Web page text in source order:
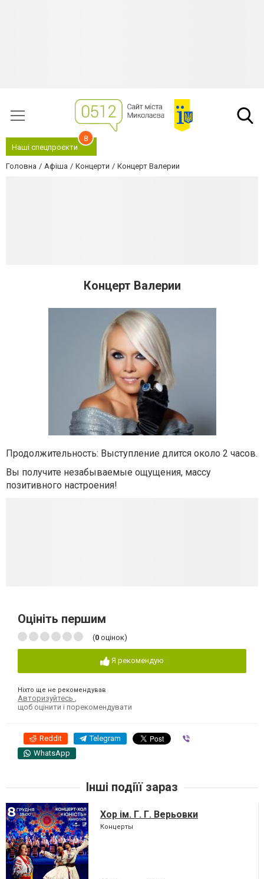
Наші спецпроєкти
8
Головна Афіша Концерти Концерт Валерии
Концерт Валерии
Продолжительность: Выступление длится около 2 часов.
Вы получите незабываемые ощущения, массу
позитивного настроения!
Оцініть першим
(0 оцінок)
Я рекомендую
Ніхто ще не рекомендував
Авторизуйтесь
щоб оцінити і порекомендувати
Reddit Telegram
WhatsApp
Інші подіїї зараз
Хор ім. Г. Г. Верьовки
Концерты